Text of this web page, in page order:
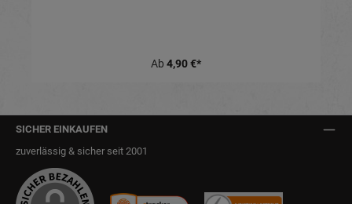
Ab 4,90 €*
SICHER EINKAUFEN
zuverlässig & sicher seit 2001